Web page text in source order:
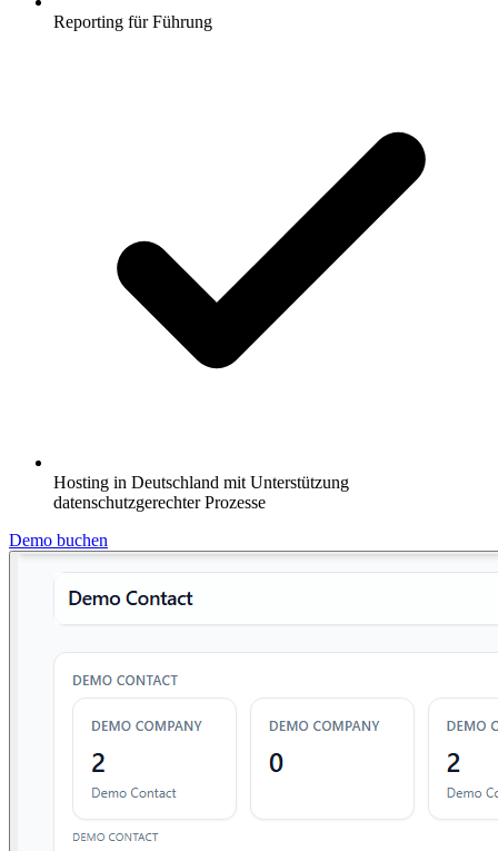
Reporting für Führung
Hosting in Deutschland mit Unterstützung
datenschutzgerechter Prozesse
Demo buchen